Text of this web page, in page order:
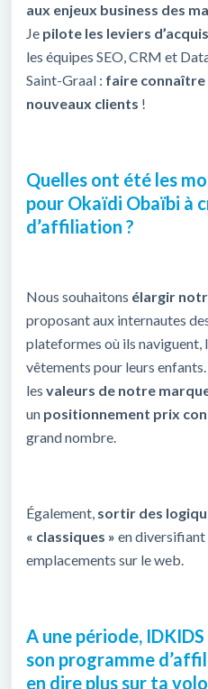
aux enjeux business des
Je pilote les leviers
les équipes SEO, CRM et
Saint-Graal : faire connaître
nouveaux clients !
Quelles ont été les
pour Okaïdi Obaïbi à
d’affiliation ?
Nous souhaitons élargir
proposant aux internautes
plateformes où ils naviguent,
vêtements pour leurs
les valeurs de notre
un positionnement prix
grand nombre.
Également, sortir des
« classiques » en diversifiant
emplacements sur le web.
A une période,
son programme
en dire plus sur ta